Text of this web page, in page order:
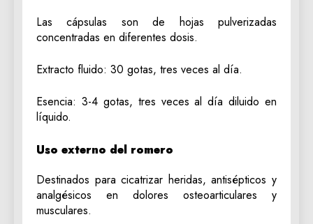
Las cápsulas son de hojas pulverizadas
concentradas en diferentes dosis.
Extracto fluido: 30 gotas, tres veces al día.
Esencia: 3-4 gotas, tres veces al día diluido en
líquido.
Uso externo del romero
Destinados para cicatrizar heridas, antisépticos y
analgésicos en dolores osteoarticulares y
musculares.